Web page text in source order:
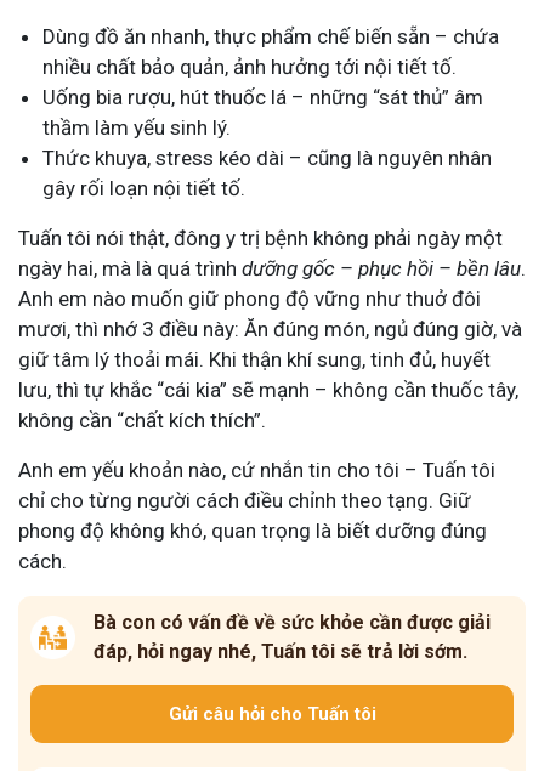
Dùng đồ ăn nhanh, thực phẩm chế biến sẵn – chứa
nhiều chất bảo quản, ảnh hưởng tới nội tiết tố.
Uống bia rượu, hút thuốc lá – những “sát thủ” âm
thầm làm yếu sinh lý.
Thức khuya, stress kéo dài – cũng là nguyên nhân
gây rối loạn nội tiết tố.
Tuấn tôi nói thật, đông y trị bệnh không phải ngày một
ngày hai, mà là quá trình dưỡng gốc – phục hồi – bền lâu.
Anh em nào muốn giữ phong độ vững như thuở đôi
mươi, thì nhớ 3 điều này: Ăn đúng món, ngủ đúng giờ, và
giữ tâm lý thoải mái. Khi thận khí sung, tinh đủ, huyết
lưu, thì tự khắc “cái kia” sẽ mạnh – không cần thuốc tây,
không cần “chất kích thích”.
Anh em yếu khoản nào, cứ nhắn tin cho tôi – Tuấn tôi
chỉ cho từng người cách điều chỉnh theo tạng. Giữ
phong độ không khó, quan trọng là biết dưỡng đúng
cách.
Bà con có vấn đề về sức khỏe cần được giải
đáp, hỏi ngay nhé, Tuấn tôi sẽ trả lời sớm.
Gửi câu hỏi cho Tuấn tôi